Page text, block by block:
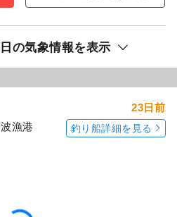
の気象情報を表示
漁港
23日前
釣り船詳細を見る